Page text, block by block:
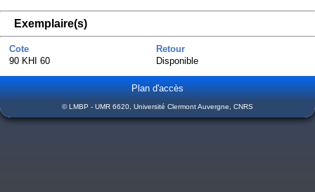
Exemplaire(s)
Cote
Retour
90 KHI 60
Disponible
Plan d'accès
© LMBP - UMR 6620, Université Clermont Auvergne, CNRS